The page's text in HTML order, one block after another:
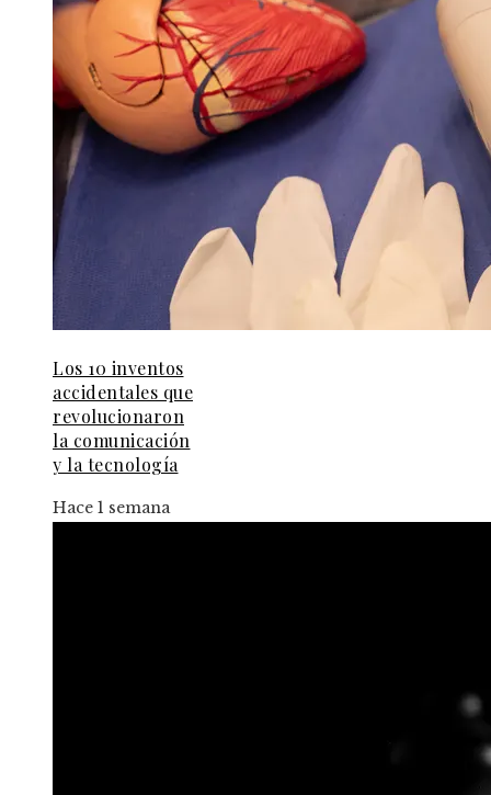
Los 10 inventos
accidentales que
revolucionaron
la comunicación
y la tecnología
Hace 1 semana